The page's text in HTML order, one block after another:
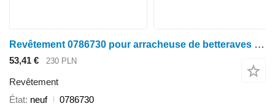
Revêtement 0786730 pour arracheuse de betteraves Claas Jaguar 820-90
53,41 € 230 PLN
Revêtement
État neuf
0786730